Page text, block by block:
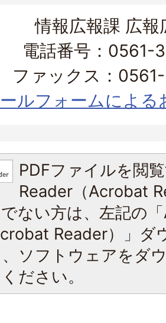
情報広報課 広報
電話番号：0561-
ファックス：
ルフォームによる
PDFファイルを閲
Reader（Acrobat
ない方は、左記の
Reader）」ダ
ソフトウェアをダ
ださい。